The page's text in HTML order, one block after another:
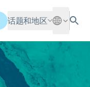
话题和地区